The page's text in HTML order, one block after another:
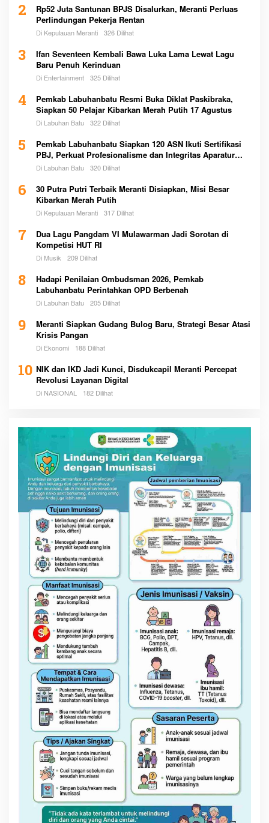
2
Rp52 Juta Santunan BPJS Disalurkan, Meranti Perluas
Perlindungan Pekerja Rentan
Di Kepulauan Meranti 326 Dilihat
3
Ifan Seventeen Kembali Bawa Luka Lama Lewat Lagu
Baru Penuh Kerinduan
Di Entertainment 325 Dilihat
4
Pemkab Labuhanbatu Resmi Buka Diklat Paskibraka,
Siapkan 50 Pelajar Kibarkan Merah Putih 17 Agustus
Di Labuhan Batu 322 Dilihat
5
Pemkab Labuhanbatu Siapkan 120 ASN Ikuti Sertifikasi
PBJ, Perkuat Profesionalisme dan Integritas Aparatur
Pemerintah
Di Labuhan Batu 320 Dilihat
6
30 Putra Putri Terbaik Meranti Disiapkan, Misi Besar
Kibarkan Merah Putih
Di Kepulauan Meranti 317 Dilihat
7
Dua Lagu Pangdam VI Mulawarman Jadi Sorotan di
Kompetisi HUT RI
Di Musik 209 Dilihat
8
Hadapi Penilaian Ombudsman 2026, Pemkab
Labuhanbatu Perintahkan OPD Berbenah
Di Labuhan Batu 205 Dilihat
9
Meranti Siapkan Gudang Bulog Baru, Strategi Besar Atasi
Krisis Pangan
Di Ekonomi 188 Dilihat
10 NIK dan IKD Jadi Kunci, Disdukcapil Meranti Percepat
Revolusi Layanan Digital
Di NASIONAL 182 Dilihat